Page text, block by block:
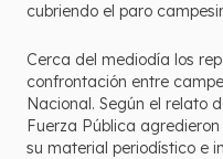
cubriendo el paro
Cerca del mediodía los
confrontación entre
Nacional. Según el relato
Fuerza Pública
su material periodístico e